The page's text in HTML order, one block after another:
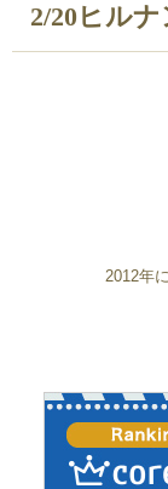
2/20ヒル
2012年